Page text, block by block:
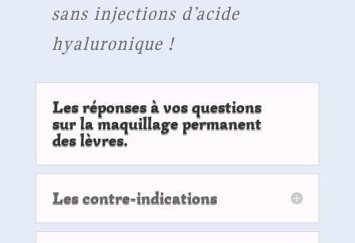
sans injections d’acide
hyaluronique !
Les réponses à vos questions
sur la maquillage permanent
des lèvres.
Les contre-indications